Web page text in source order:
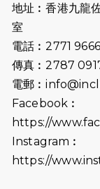
2026-07-02
2026-06-25
2026-06-18
2026-06-11
地址︰香港九龍
室
電話︰2771 9666
傳真︰2787
電郵︰
Facebook︰
https://
Instagram︰
https://